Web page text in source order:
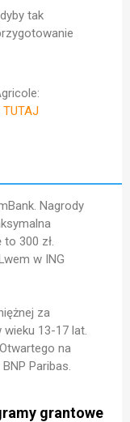
tak
TUTAJ
Nagrody
300 zł.
w ING
za
wieku 13-17 lat.
na
Paribas.
grantowe